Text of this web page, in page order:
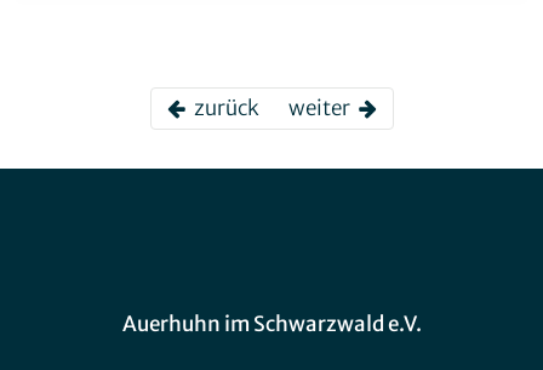
zurück weiter
Auerhuhn im Schwarzwald e.V.